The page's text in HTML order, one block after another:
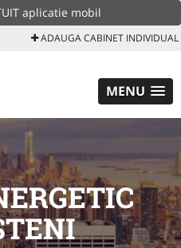
aplicatie mobil
ADAUGA CABINET INDIVIDUAL
MENU